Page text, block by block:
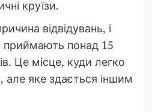
круїзи.
відвідувань, і
понад 15
Це місце, куди легко
але яке здається іншим